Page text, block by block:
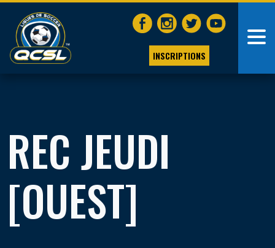
INSCRIPTIONS
REC JEUDI
[OUEST]